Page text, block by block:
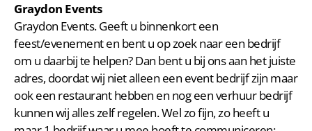
Graydon Events
Graydon Events. Geeft u binnenkort een
feest/evenement en bent u op zoek naar een bedrijf
om u daarbij te helpen? Dan bent u bij ons aan het juiste
adres, doordat wij niet alleen een event bedrijf zijn maar
ook een restaurant hebben en nog een verhuur bedrijf
kunnen wij alles zelf regelen. Wel zo fijn, zo heeft u